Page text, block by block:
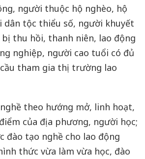
người thuộc hộ nghèo, hộ
dân tộc thiểu số, người khuyết
thu hồi, thanh niên, lao động
nghiệp, người cao tuổi có đủ
tham gia thị trường lao
theo hướng mở, linh hoạt,
của địa phương, người học;
đào tạo nghề cho lao động
thức vừa làm vừa học, đào